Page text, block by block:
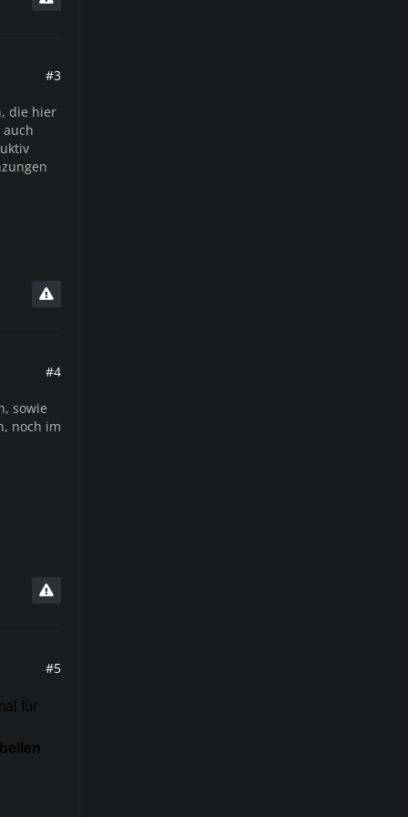
#3
die hier
#4
sowie
noch im
#5
für